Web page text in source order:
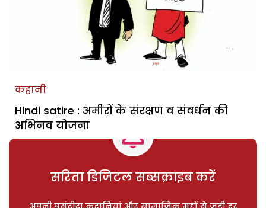
कहानी
Hindi satire : अमीरों के संरक्षण व संवर्धन की
अभिनव योजना
सरिता डिजिटल सब्सक्राइब करें